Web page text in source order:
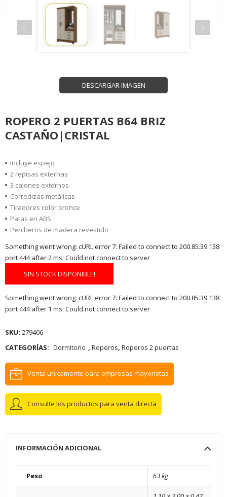
DESCARGAR IMAGEN
ROPERO 2 PUERTAS B64 BRIZ
CASTAÑO|CRISTAL
Incluye espejo
2 repisas externas
3 cajones externos
Corredizas metálicas
Tiradores color bronce
Patas en ABS
Percheros de madera revestido
Something went wrong: cURL error 7: Failed to connect to 200.85.39.138
port 444 after 2 ms: Could not connect to server
SIN STOCK DISPONIBLE!
Something went wrong: cURL error 7: Failed to connect to 200.85.39.138
port 444 after 1 ms: Could not connect to server
SKU: 279406
CATEGORÍAS: Dormitorio , Roperos, Roperos 2 puertas
Venta unicamente para empresas mayoristas
Consulte los productos para venta directa
INFORMACIÓN ADICIONAL
Peso 63 kg